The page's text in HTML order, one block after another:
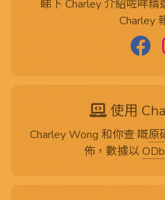
睇下 Charley 介紹咗咩
Charley
使用
Charley Wong 和你查 嘅原
佈，數據以